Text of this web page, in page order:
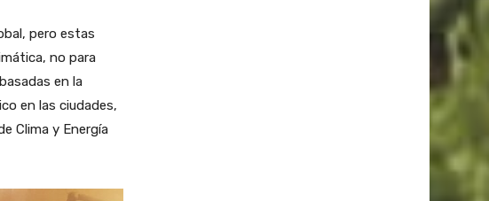
pero estas
no para
en la
en las ciudades,
Clima y Energía